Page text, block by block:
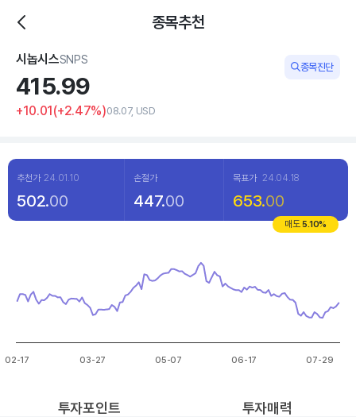
종목추천
시놉시스SNPS
종목진단
415.99
+10.01(+2.47%)08.07, USD
추천가 24.01.10 손절가 목표가 24.04.18
502.00 447.00 653.00
매도 5.10%
The chart has 1 X axis displaying categories.
The chart has 1 Y axis displaying values. Data ranges from
02-17 03-27 05-07 06-17 07-29
투자포인트 투자매력